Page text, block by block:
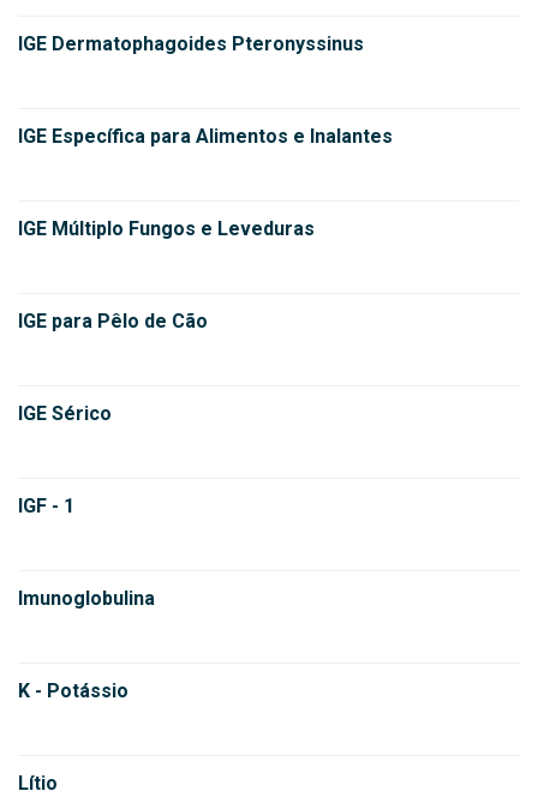
IGE Dermatophagoides Pteronyssinus
IGE Específica para Alimentos e Inalantes
IGE Múltiplo Fungos e Leveduras
IGE para Pêlo de Cão
IGE Sérico
IGF - 1
Imunoglobulina
K - Potássio
Lítio